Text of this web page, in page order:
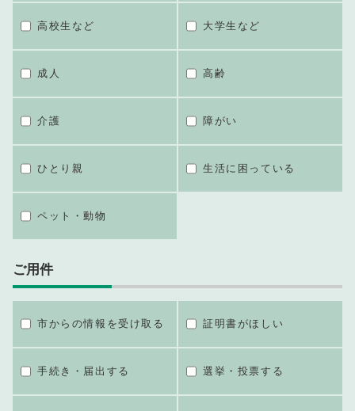
高校生など 大学生など
成人 高齢
介護 障がい
ひとり親 生活に困っている
ペット・動物
ご用件
市からの情報を受け取る 証明書がほしい
手続き・届出する 選挙・投票する